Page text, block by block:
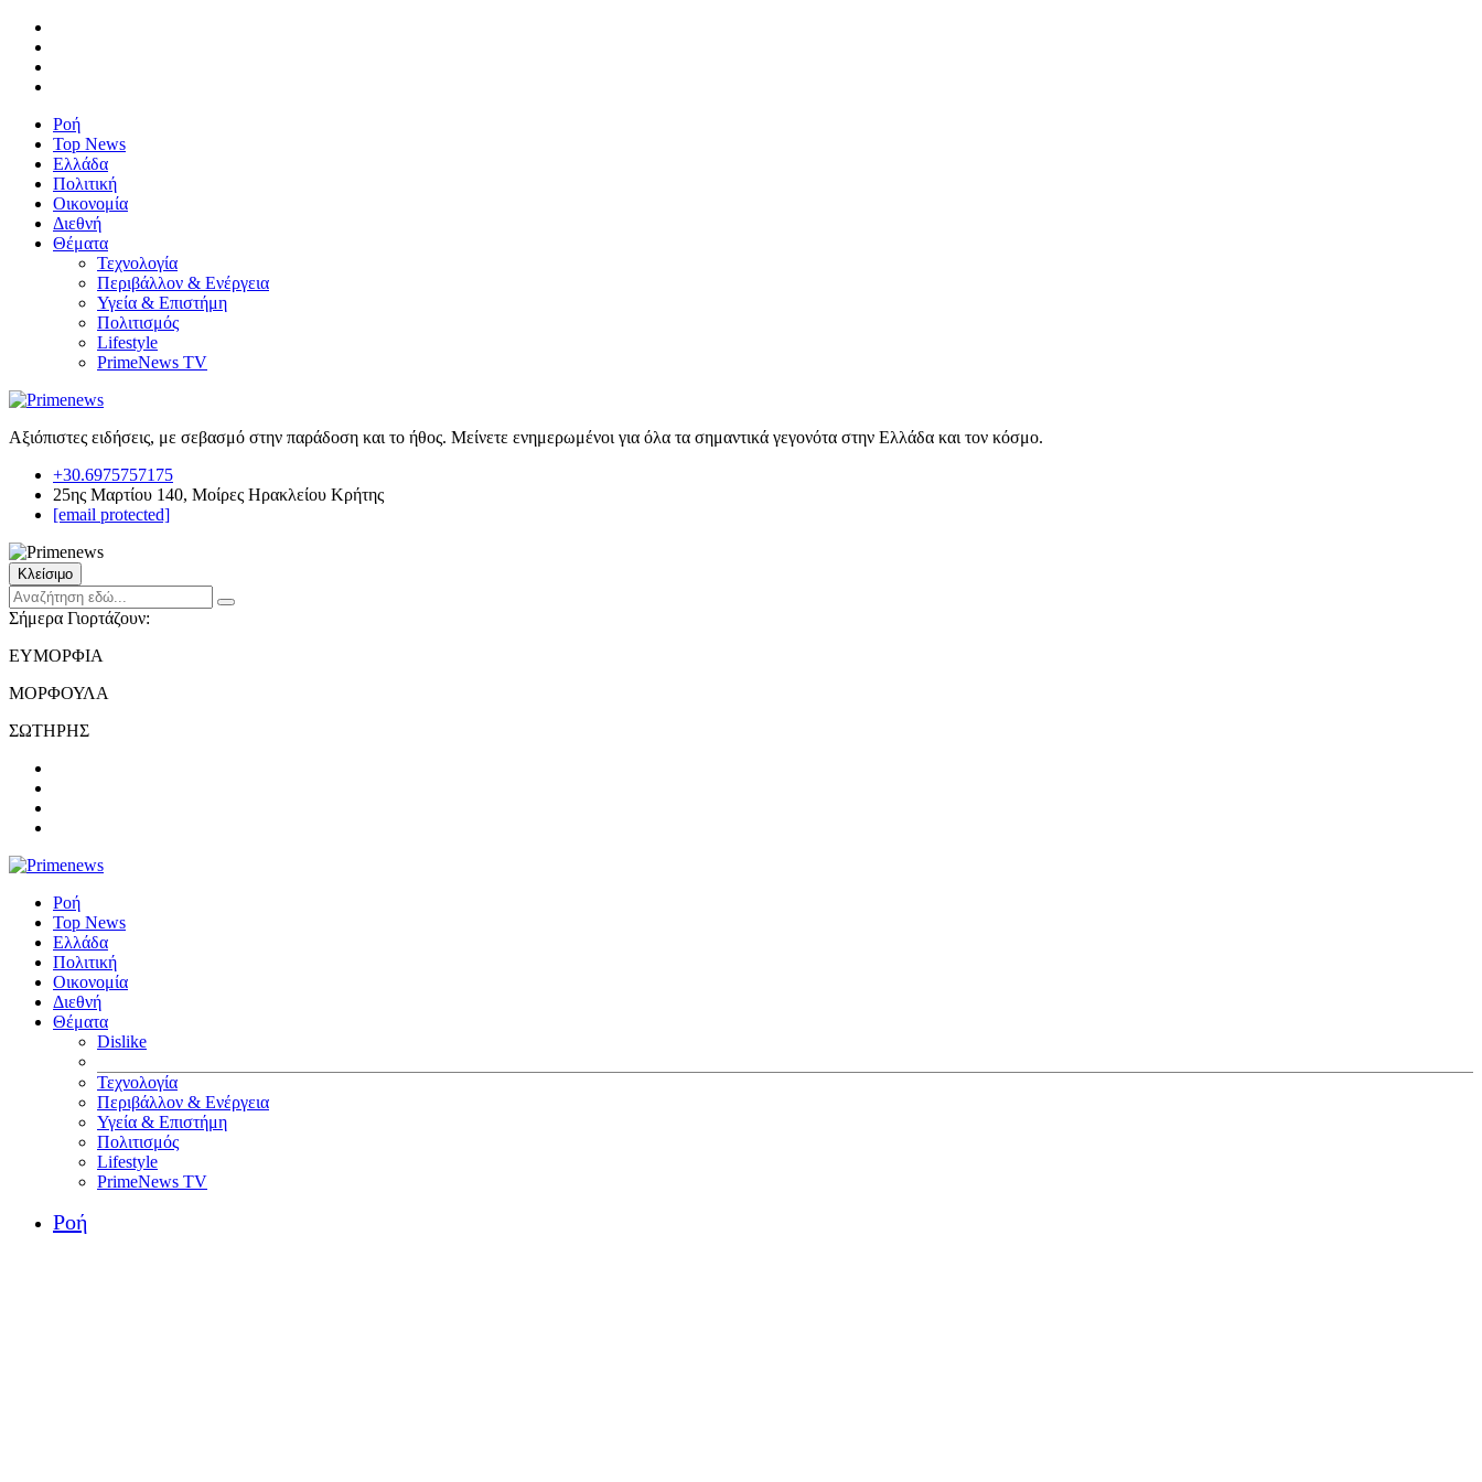
Ροή
Top News
Ελλάδα
Πολιτική
Οικονομία
Διεθνή
Θέματα
Τεχνολογία
Περιβάλλον & Ενέργεια
Υγεία & Επιστήμη
Πολιτισμός
Lifestyle
PrimeNews TV
Αξιόπιστες ειδήσεις, με σεβασμό στην παράδοση και το ήθος. Μείνετε ενημερωμένοι για όλα τα σημαντικά γεγονότα στην Ελλάδα και τον κόσμο.
+30.6975757175
25ης Μαρτίου 140, Μοίρες Ηρακλείου Κρήτης
[email protected]
Κλείσιμο
Σήμερα Γιορτάζουν:
ΕΥΜΟΡΦΙΑ
ΜΟΡΦΟΥΛΑ
ΣΩΤΗΡΗΣ
Ροή
Top News
Ελλάδα
Πολιτική
Οικονομία
Διεθνή
Θέματα
Dislike
Τεχνολογία
Περιβάλλον & Ενέργεια
Υγεία & Επιστήμη
Πολιτισμός
Lifestyle
PrimeNews TV
Ροή